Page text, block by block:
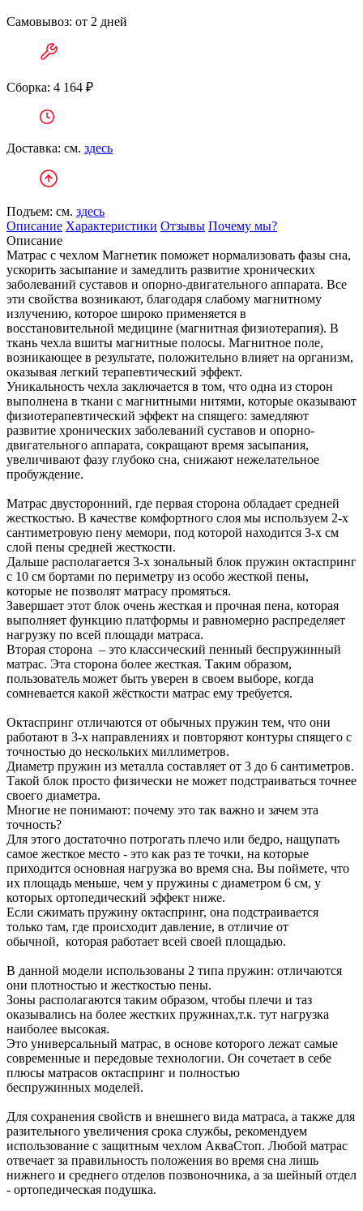
Самовывоз: от 2 дней
Сборка: 4 164 ₽
Доставка: см. здесь
Подъем: см. здесь
Описание Характеристики Отзывы Почему мы?
Описание
Матрас с чехлом Магнетик поможет нормализовать фазы сна,
ускорить засыпание и замедлить развитие хронических
заболеваний суставов и опорно-двигательного аппарата. Все
эти свойства возникают, благодаря слабому магнитному
излучению, которое широко применяется в
восстановительной медицине (магнитная физиотерапия). В
ткань чехла вшиты магнитные полосы. Магнитное поле,
возникающее в результате, положительно влияет на организм,
оказывая легкий терапевтический эффект.
Уникальность чехла заключается в том, что одна из сторон
выполнена в ткани с магнитными нитями, которые оказывают
физиотерапевтический эффект на спящего: замедляют
развитие хронических заболеваний суставов и опорно-
двигательного аппарата, сокращают время засыпания,
увеличивают фазу глубоко сна, снижают нежелательное
пробуждение.
Матрас двусторонний, где первая сторона обладает средней
жесткостью. В качестве комфортного слоя мы используем 2-х
сантиметровую пену мемори, под которой находится 3-х см
слой пены средней жесткости.
Дальше располагается 3-х зональный блок пружин октаспринг
с 10 см бортами по периметру из особо жесткой пены,
которые не позволят матрасу промяться.
Завершает этот блок очень жесткая и прочная пена, которая
выполняет функцию платформы и равномерно распределяет
нагрузку по всей площади матраса.
Вторая сторона – это классический пенный беспружинный
матрас. Эта сторона более жесткая. Таким образом,
пользователь может быть уверен в своем выборе, когда
сомневается какой жёсткости матрас ему требуется.
Октаспринг отличаются от обычных пружин тем, что они
работают в 3-х направлениях и повторяют контуры спящего с
точностью до нескольких миллиметров.
Диаметр пружин из металла составляет от 3 до 6 сантиметров.
Такой блок просто физически не может подстраиваться точнее
своего диаметра.
Многие не понимают: почему это так важно и зачем эта
точность?
Для этого достаточно потрогать плечо или бедро, нащупать
самое жесткое место - это как раз те точки, на которые
приходится основная нагрузка во время сна. Вы поймете, что
их площадь меньше, чем у пружины с диаметром 6 см, у
которых ортопедический эффект ниже.
Если сжимать пружину октаспринг, она подстраивается
только там, где происходит давление, в отличие от
обычной, которая работает всей своей площадью.
В данной модели использованы 2 типа пружин: отличаются
они плотностью и жесткостью пены.
Зоны располагаются таким образом, чтобы плечи и таз
оказывались на более жестких пружинах,т.к. тут нагрузка
наиболее высокая.
Это универсальный матрас, в основе которого лежат самые
современные и передовые технологии. Он сочетает в себе
плюсы матрасов октаспринг и полностью
беспружинных моделей.
Для сохранения свойств и внешнего вида матраса, а также для
разительного увеличения срока службы, рекомендуем
использование с защитным чехлом АкваСтоп. Любой матрас
отвечает за правильность положения во время сна лишь
нижнего и среднего отделов позвоночника, а за шейный отдел
- ортопедическая подушка.